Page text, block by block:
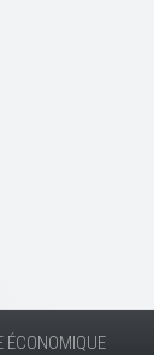
ÉCONOMIQUE